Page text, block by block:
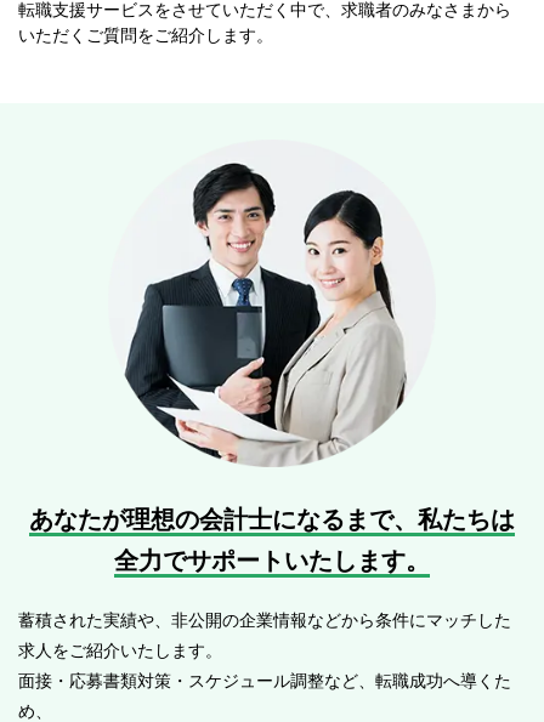
転職支援サービスをさせていただく中で、求職者のみなさまから
いただくご質問をご紹介します。
あなたが理想の会計士になるまで、 私たちは
全力でサポートいたします。
蓄積された実績や、非公開の企業情報などから条件にマッチした
求人をご紹介いたします。
面接・応募書類対策・スケジュール調整など、転職成功へ導くた
め、